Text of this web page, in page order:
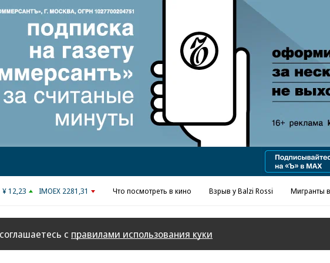
Реклама в «Ъ» www.kommersant.ru/ad
¥ 12,23 IMOEX 2281,31 Что посмотреть в кино Взрыв у Balzi Rossi Мигранты
с правилами использования куки